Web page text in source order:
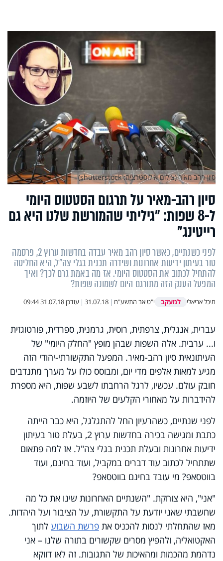
סיון רהב-מאיר על תרגום הסטטוס היומי
ל-8 שפות: "גיליתי שהמורשת שלנו היא גם
רייטינג"
לפני כשנתיים, כאשר סיון רהב מאיר עבדה בחדשות ערוץ 2, פרסמה
טור בעיתון ידיעות אחרונות ושידרה תכנית בגלי צה"ל, היא החליטה
להתחיל לכתוב את הסטטוס היומי. אז מה באמת גרם לכך? ואיך
המפעל הענק הזה מתורגם היום לשמונה שפות?
מיכל אריאלי למעקב י"ט אב התשע"ח |
31.07.18
| עודכן31.07.18 09:44
סיון רהב מאיר (צילום אילוסטרציה: shutterstock)
עברית, אנגלית, צרפתית, רוסית, גרמנית, ספרדית, פורטוגזית
ו... ערבית. אלה השפות שבהן מופץ "החלק היומי" של
העיתונאית סיון רהב-מאיר. המפעל התקשורתי-יהודי הזה
מגיע למאות אלפים מדי יום, ומבוסס כולו על מערך מתנדבים
חובק עולם. עכשיו, לרגל הרחבתו לשבע שפות, היא מספרת
להידברות על מאחורי הקלעים של היוזמה.
לפני שנתיים, כשהרעיון החל להתגלגל, היא כבר הייתה
כתבת ומגישה בכירה בחדשות ערוץ 2, בעלת טור בעיתון
ידיעות אחרונות ובעלת תכנית בגלי צה"ל. אז למה פתאום
שתתחיל לכתוב עוד דברים במקביל, ועוד בחינם, ועוד
בווטסאפ? מי עובד בחינם בווטסאפ?
"אני", היא צוחקת. "השנתיים האחרונות שינו את כל מה
שחשבתי שאני יודעת על התקשורת, על הציבור ועל היהדות.
מאז שהתחלתי לנסות להכניס את פרשת השבוע לתוך
האקטואליה, ולהפיץ מסרים שקשורים בתורה שלנו – אני
נדהמת מהכמות ומהאיכות של התגובות. זה לאו דווקא